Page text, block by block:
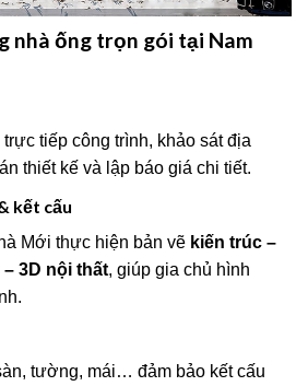
nhà ống trọn gói tại Nam
tiếp công trình, khảo sát địa
thiết kế và lập báo giá chi tiết.
kết cấu
Mới thực hiện bản vẽ kiến trúc –
3D nội thất, giúp gia chủ hình
tường, mái… đảm bảo kết cấu